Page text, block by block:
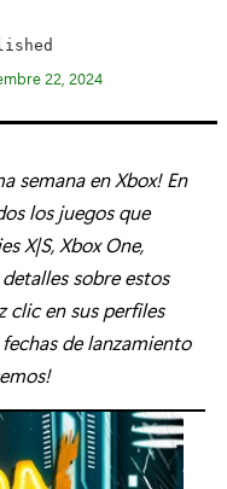
o
v
i
e
m
b
r
e
”
22, 2024
semana en Xbox! En
los juegos que
X|S, Xbox One,
sobre estos
clic en sus perfiles
de lanzamiento